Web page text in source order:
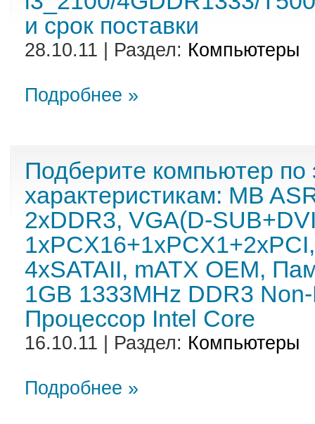
и срок поставки
28.10.11 | Раздел: Компьютеры
Подробнее »
Подберите компьютер по
характеристикам: MB
2xDDR3, VGA(D-
4xSATAII, mATX OEM,
1GB 1333MHz DDR3
Процессор Intel Core
16.10.11 | Раздел: Компьютеры
Подробнее »